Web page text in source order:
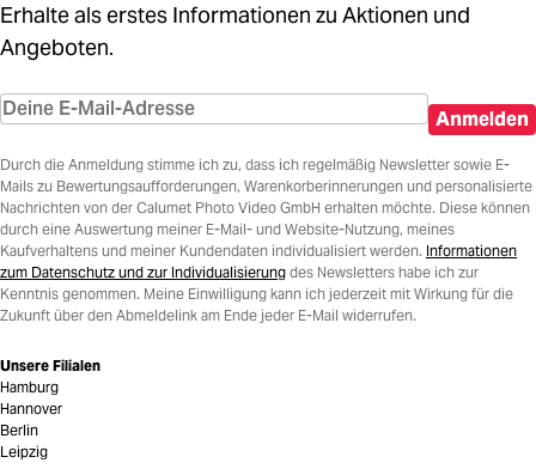
Erhalte als erstes Informationen zu Aktionen und
Angeboten.
Anmelden
Durch die Anmeldung stimme ich zu, dass ich regelmäßig Newsletter sowie E-
Mails zu Bewertungsaufforderungen, Warenkorberinnerungen und personalisierte
Nachrichten von der Calumet Photo Video GmbH erhalten möchte. Diese können
durch eine Auswertung meiner E-Mail- und Website-Nutzung, meines
Kaufverhaltens und meiner Kundendaten individualisiert werden. Informationen
zum Datenschutz und zur Individualisierung des Newsletters habe ich zur
Kenntnis genommen. Meine Einwilligung kann ich jederzeit mit Wirkung für die
Zukunft über den Abmeldelink am Ende jeder E-Mail widerrufen.
Unsere Filialen
Hamburg
Hannover
Berlin
Leipzig